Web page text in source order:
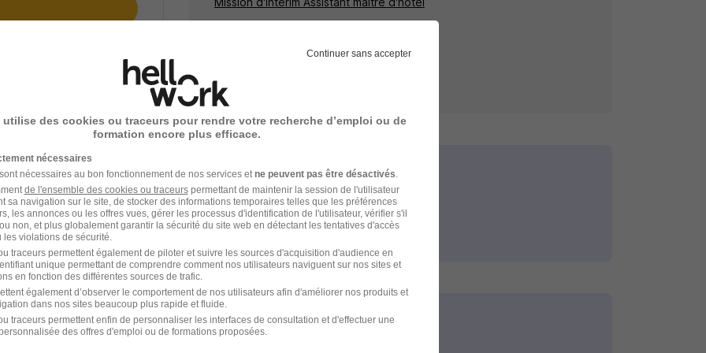
des données du
Intérim Hotellerie
Continuer sans accepter
utilise des cookies ou traceurs pour rendre votre recherche d’emploi ou de
formation encore plus efficace.
nécessaires
nécessaires au bon fonctionnement de nos services etne peuvent pas être désactivés.
de l'ensemble des cookies ou traceurspermettant de maintenir la session de l'utilisateur
sa navigation sur le site, de stocker des informations temporaires telles que les préférences
les annonces ou les offres vues, gérer les processus d'identification de l'utilisateur, vérifier s'il
non, et plus globalement garantir la sécurité du site web en détectant les tentatives d'accès
les violations de sécurité.
traceurs permettent également de piloter et suivre les sources d'acquisition d'audience en
unique permettant de comprendre comment nos utilisateurs naviguent sur nos sites et
en fonction des différentes sources de trafic.
également d’observer le comportement de nos utilisateurs afin d'améliorer nos produits et
dans nos sites beaucoup plus rapide et fluide.
traceurs permettent enfin de personnaliser les interfaces de consultation et d'effectuer une
des offres d'emploi ou de formations proposées.